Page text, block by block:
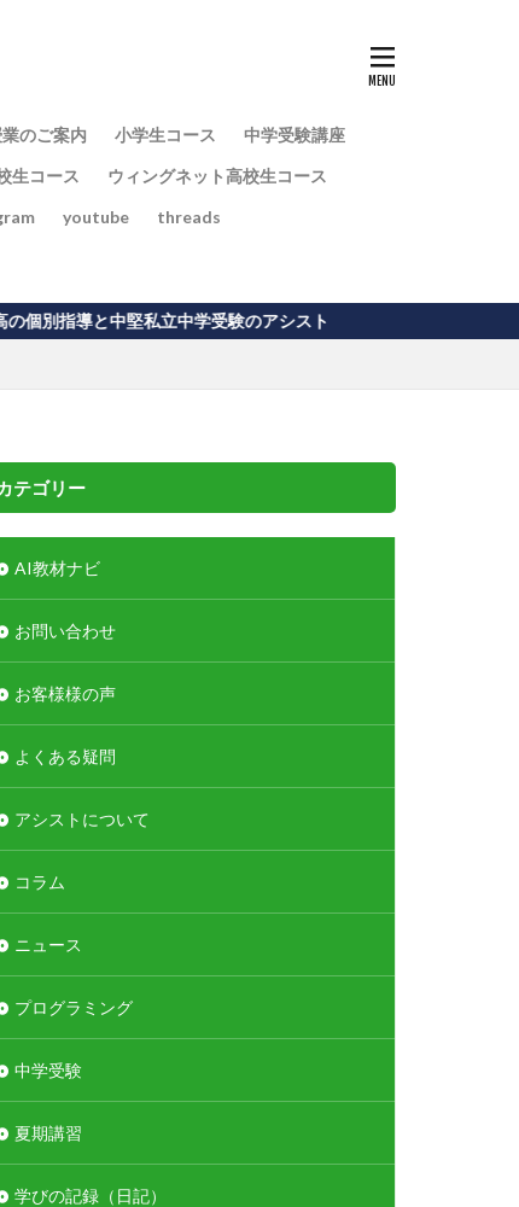
のご案内 小学生コース
中学受験講座
生コース
ウィングネット高校生コース
youtube
threads
堅私立中学受験のアシスト
テゴリー
AI教材ナビ
お問い合わせ
お客様様の声
よくある疑問
アシストについて
コラム
ニュース
プログラミング
中学受験
夏期講習
学びの記録（日記）